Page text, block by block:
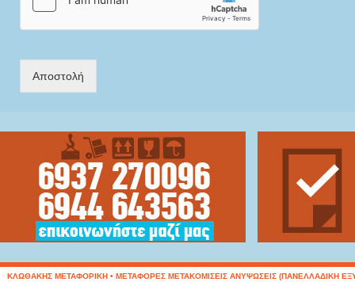
Αποστολή
ΚΛΩΘΑΚΗΣ ΜΕΤΑΦΟΡΙΚΗ • ΜΕΤΑΦΟΡΕΣ ΜΕΤΑΚΟΜΙΣΕΙΣ ΑΝΥΨΩΣΕΙΣ (ΠΑΝΕΛΛΑΔΙΚΗ